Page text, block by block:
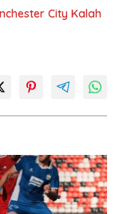
City Kalah